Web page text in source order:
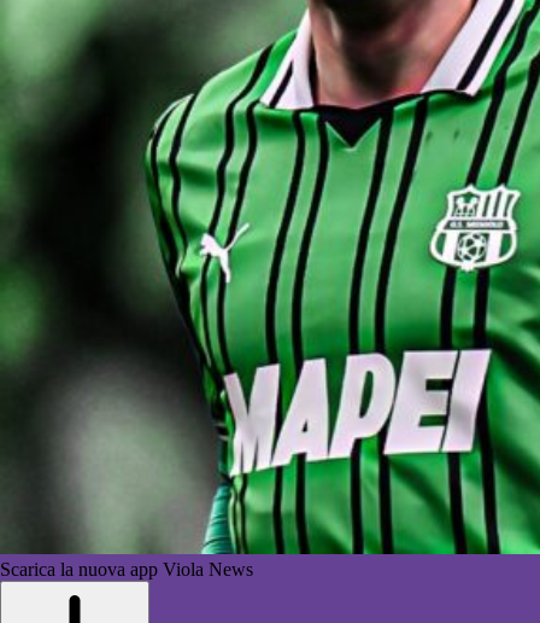
Scarica la nuova app Viola News